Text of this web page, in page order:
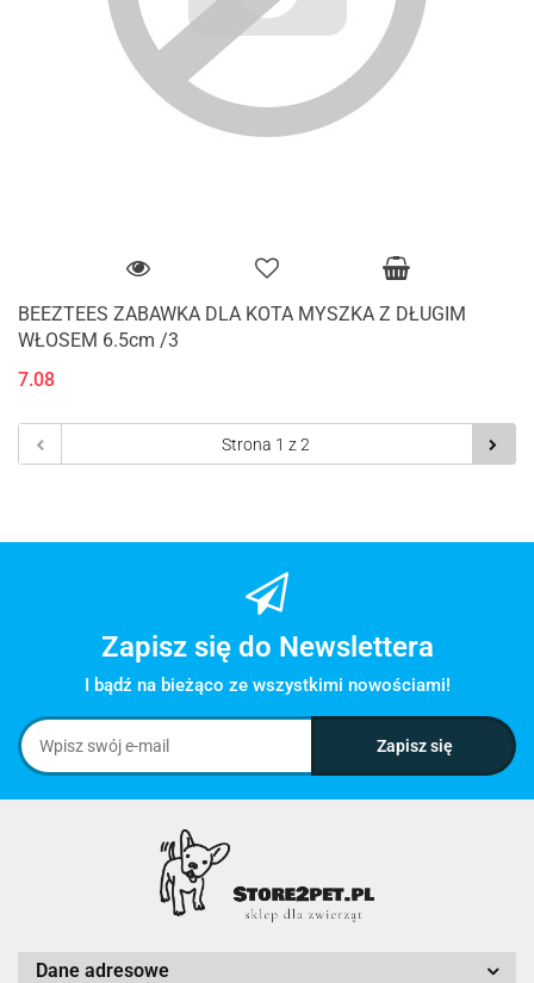
BEEZTEES ZABAWKA DLA KOTA MYSZKA Z DŁUGIM
WŁOSEM 6.5cm /3
7.08
Zapisz się do Newslettera
I bądź na bieżąco ze wszystkimi nowościami!
Dane adresowe